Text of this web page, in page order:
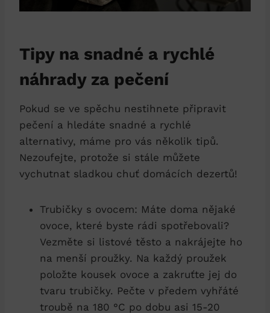
Tipy na snadné a rychlé
náhrady za pečení
Pokud se ve spěchu nestihnete připravit
pečení a hledáte snadné a rychlé
alternativy, máme pro vás několik tipů.
Nezoufejte, protože si stále můžete
vychutnat sladkou chuť domácích dezertů!
Trubičky s ovocem: Máte doma nějaké
ovoce, které byste rádi spotřebovali?
Vezměte si listové těsto a nakrájejte ho
na menší proužky. Na každý proužek
položte kousek ovoce a zakruťte jej do
tvaru trubičky. Pečte v předem vyhřáté
troubě na 180 °C po dobu asi 15-20